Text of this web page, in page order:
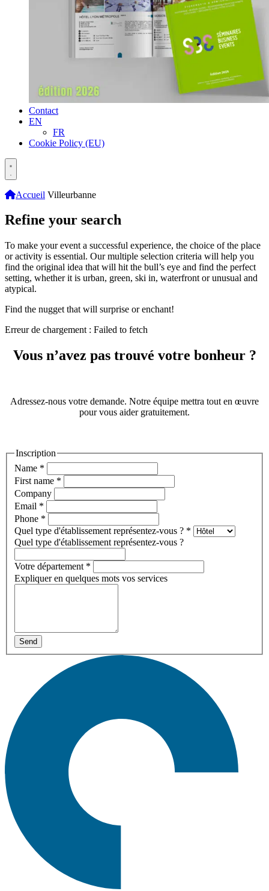
Contact
EN
FR
Cookie Policy (EU)
Accueil Villeurbanne
Refine your search
To make your event a successful experience, the choice of the place
or activity is essential. Our multiple selection criteria will help you
find the original idea that will hit the bull’s eye and find the perfect
setting, whether it is urban, green, ski in, waterfront or unusual and
atypical.
Find the nugget that will surprise or enchant!
Erreur de chargement : Failed to fetch
Vous n’avez pas trouvé votre bonheur ?
Adressez-nous votre demande. Notre équipe mettra tout en œuvre
pour vous aider gratuitement.
Inscription
Name *
First name *
Company
Email *
Phone *
Quel type d'établissement représentez-vous ? *
Quel type d'établissement représentez-vous ?
Votre département *
Expliquer en quelques mots vos services
Send